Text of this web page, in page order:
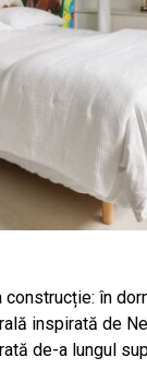
în
inspirată de
de-a lungul